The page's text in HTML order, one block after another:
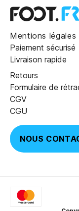
Mentions légales
Paiement sécurisé
Livraison rapide
Retours
Formulaire de
CGV
CGU
NOUS